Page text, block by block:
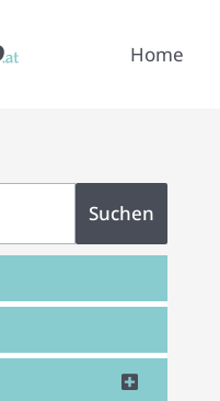
Home
Suchen